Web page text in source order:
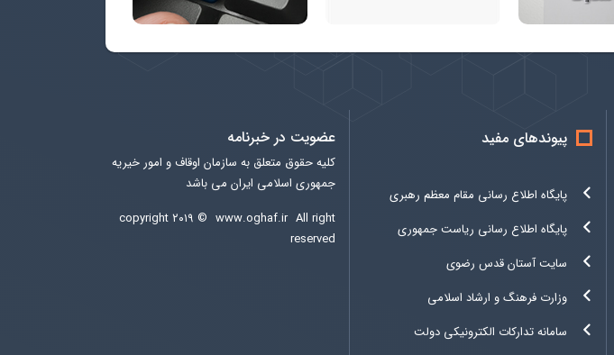
پیوندهای مفید
پایگاه اطلاع رسانی مقام معظم رهبری
پایگاه اطلاع رسانی ریاست جمهوری
سایت آستان قدس رضوی
وزارت فرهنگ و ارشاد اسلامی
سامانه تدارکات الکترونیکی دولت
عضویت در خبرنامه
کلیه حقوق متعلق به سازمان اوقاف و امور خیریه
جمهوری اسلامی ایران می باشد
copyright ۲۰۱۹ © www.oghaf.ir All right
reserved